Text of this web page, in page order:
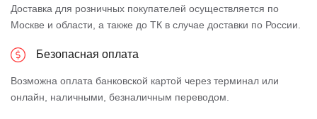
Доставка для розничных покупателей осуществляется по
Москве и области, а также до ТК в случае доставки по России.
Безопасная оплата
Возможна оплата банковской картой через терминал или
онлайн, наличными, безналичным переводом.